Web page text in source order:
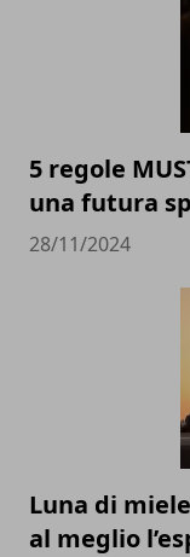
5 regole
una futura
28/11/2024
Luna di
al meglio